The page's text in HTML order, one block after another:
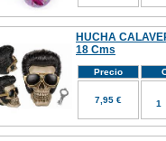
HUCHA
18 Cms
Precio
7,95 €